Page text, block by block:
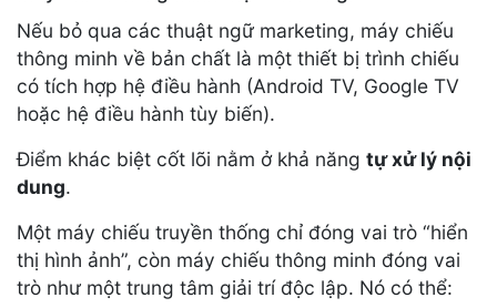
Nếu bỏ qua các thuật ngữ marketing, máy chiếu
thông minh về bản chất là một thiết bị trình chiếu
có tích hợp hệ điều hành (Android TV, Google TV
hoặc hệ điều hành tùy biến).
Điểm khác biệt cốt lõi nằm ở khả năng tự xử lý nội
dung.
Một máy chiếu truyền thống chỉ đóng vai trò “hiển
thị hình ảnh”, còn máy chiếu thông minh đóng vai
trò như một trung tâm giải trí độc lập. Nó có thể: